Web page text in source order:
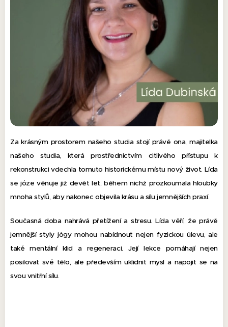
Za krásným prostorem našeho studia stojí právě ona, majitelka
našeho studia, která prostřednictvím citlivého přístupu k
rekonstrukci vdechla tomuto historickému místu nový život. Lída
se józe věnuje již devět let, během nichž prozkoumala hloubky
mnoha stylů, aby nakonec objevila krásu a sílu jemnějších praxí.
Současná doba nahrává přetížení a stresu. Lída věří, že právě
jemnější styly jógy mohou nabídnout nejen fyzickou úlevu, ale
také mentální klid a regeneraci. Její lekce pomáhají nejen
posilovat své tělo, ale především uklidnit mysl a napojit se na
svou vnitřní sílu.